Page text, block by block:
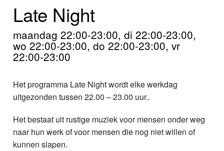
Home
Programma's
Nieuws
Foto's
Webcam
Late Night
maandag 22:00-23:00, di 22:00-23:00,
wo 22:00-23:00, do 22:00-23:00, vr
22:00-23:00
Het programma Late Night wordt elke werkdag
uitgezonden tussen 22.00 – 23.00 uur..
Het bestaat uit rustige muziek voor mensen onder weg
naar hun werk of voor mensen die nog niet willen of
kunnen slapen.